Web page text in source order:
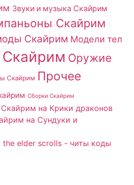
Звуки и музыка Скайрим
Скайрим
Скайрим Модели тел
Оружие
Скайрим Прочее
Сборки Скайрим
на Крики драконов
на Сундуки и